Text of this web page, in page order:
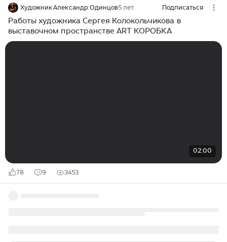
Художник Александр Одинцов5 лет Подписаться
Работы художника Сергея Колокольчикова в
выставочном пространстве ART КОРОБКА
02:00
78 9 3453